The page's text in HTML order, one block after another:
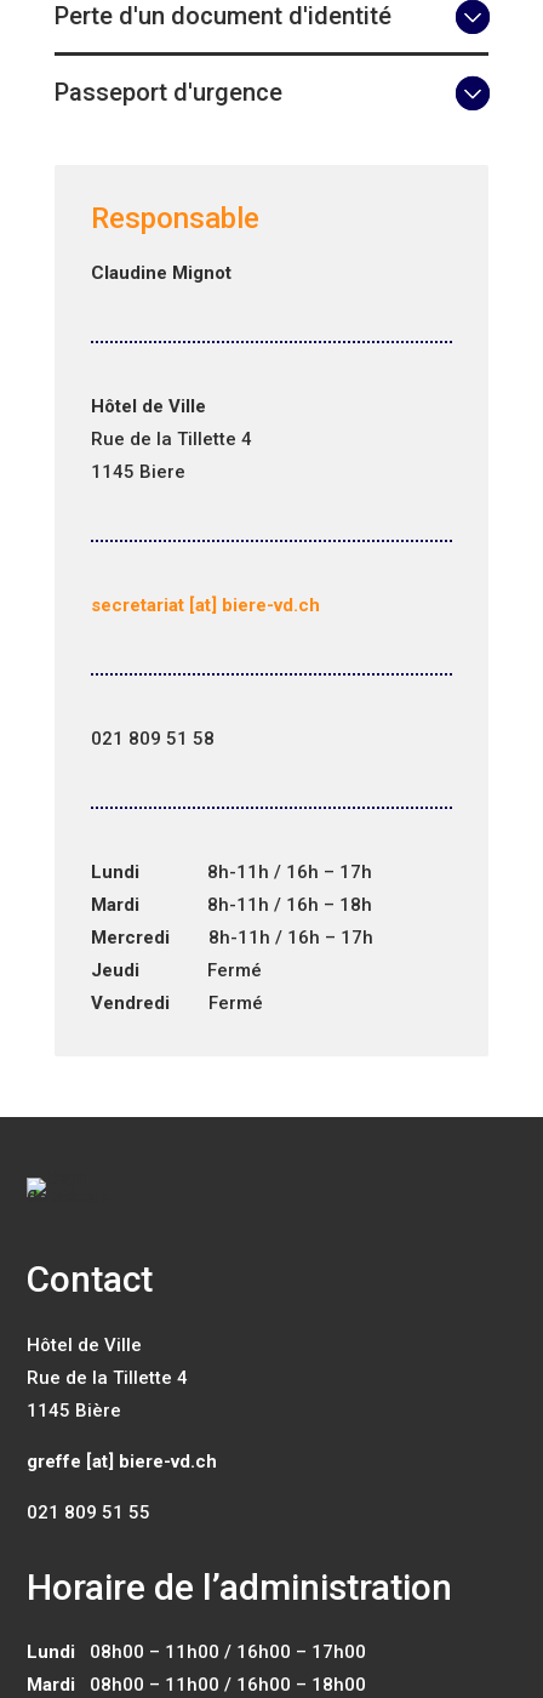
Perte d'un document d'identité
Passeport d'urgence
Responsable
Claudine Mignot
Hôtel de Ville
Rue de la Tillette 4
1145 Biere
secretariat [at] biere-vd.ch
021 809 51 58
Lundi 8h-11h / 16h – 17h
Mardi 8h-11h / 16h – 18h
Mercredi 8h-11h / 16h – 17h
Jeudi Fermé
Vendredi Fermé
Contact
Hôtel de Ville
Rue de la Tillette 4
1145 Bière
greffe [at] biere-vd.ch
021 809 51 55
Horaire de l’administration
Lundi 08h00 – 11h00 / 16h00 – 17h00
Mardi 08h00 – 11h00 / 16h00 – 18h00